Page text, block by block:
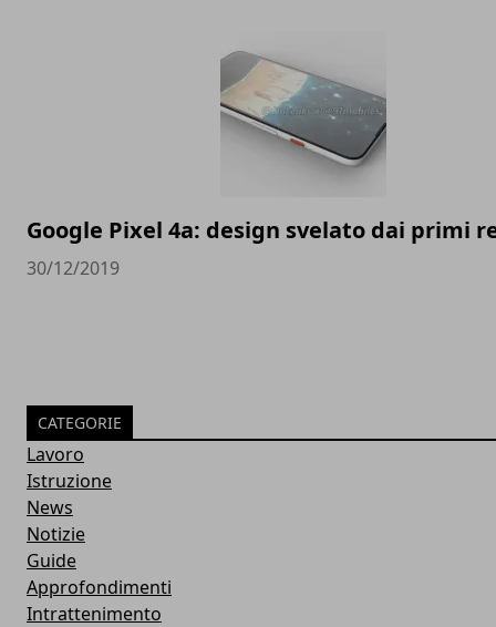
Google Pixel 4a: design svelato dai primi
30/12/2019
CATEGORIE
Lavoro
Istruzione
News
Notizie
Guide
Approfondimenti
Intrattenimento